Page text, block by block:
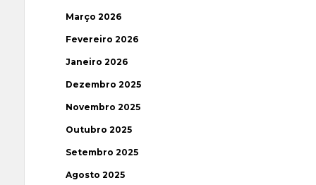
Março 2026
Fevereiro 2026
Janeiro 2026
Dezembro 2025
Novembro 2025
Outubro 2025
Setembro 2025
Agosto 2025